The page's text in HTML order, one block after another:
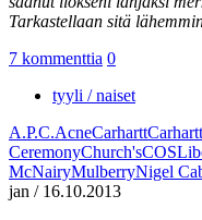
Tarkastellaan sitä
7 kommenttia 0
tyyli / naiset
A.P.C.AcneCarhartt
CeremonyChurch'sCOS
McNairyMulberryNigel
jan / 16.10.2013